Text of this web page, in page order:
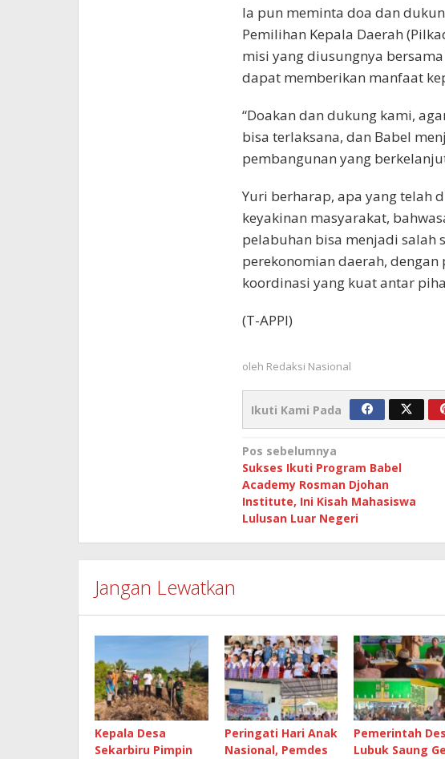
Ia pun meminta doa dan
Pemilihan Kepala Daerah
misi yang diusungnya
dapat memberikan manfaat
“Doakan dan dukung kami,
bisa terlaksana, dan Babel
pembangunan yang
Yuri berharap, apa yang telah
keyakinan masyarakat,
pelabuhan bisa menjadi salah
perekonomian daerah,
koordinasi yang kuat antar
(T-APPI)
oleh Redaksi Nasional
Ikuti Kami Pada
Navigasi
pos
Pos sebelumnya
Sukses Ikuti Program Babel
Academy Rosman Djohan
Institute, Ini Kisah Mahasiswa
Lulusan Luar Negeri
Jangan Lewatkan
Kepala Desa
Sekarbiru Pimpin
Peringati Hari Anak
Nasional, Pemdes
Pemerintah
Lubuk Saung